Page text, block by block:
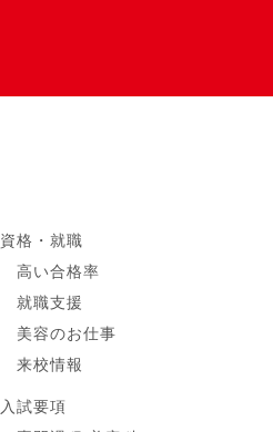
資格・就職
高い合格率
就職支援
美容のお仕事
来校情報
入試要項